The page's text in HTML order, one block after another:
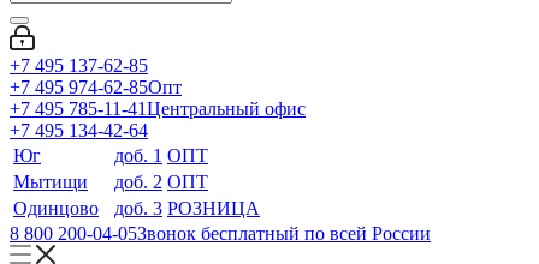
+7 495 137-62-85
+7 495 974-62-85Опт
+7 495 785-11-41Центральный офис
+7 495 134-42-64
Юг
доб. 1 ОПТ
Мытищи
доб. 2 ОПТ
Одинцово
доб. 3 РОЗНИЦА
8 800 200-04-05Звонок бесплатный по всей России